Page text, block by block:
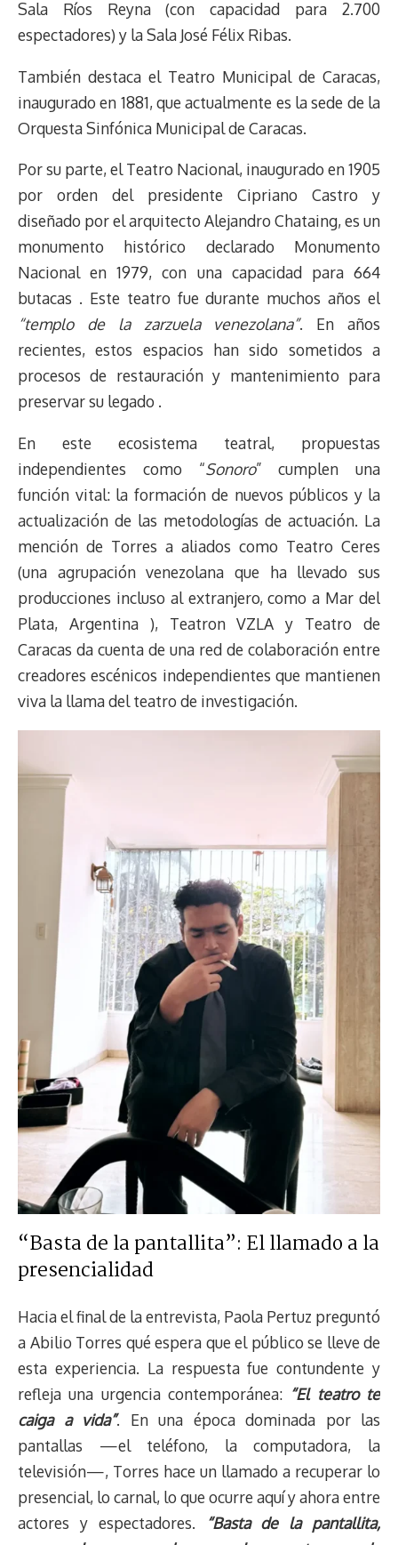
Sala Ríos Reyna (con capacidad para 2.700
espectadores) y la Sala José Félix Ribas.
También destaca el Teatro Municipal de Caracas,
inaugurado en 1881, que actualmente es la sede de la
Orquesta Sinfónica Municipal de Caracas.
Por su parte, el Teatro Nacional, inaugurado en 1905
por orden del presidente Cipriano Castro y
diseñado por el arquitecto Alejandro Chataing, es un
monumento histórico declarado Monumento
Nacional en 1979, con una capacidad para 664
butacas . Este teatro fue durante muchos años el
“templo de la zarzuela venezolana”. En años
recientes, estos espacios han sido sometidos a
procesos de restauración y mantenimiento para
preservar su legado .
En este ecosistema teatral, propuestas
independientes como “Sonoro” cumplen una
función vital: la formación de nuevos públicos y la
actualización de las metodologías de actuación. La
mención de Torres a aliados como Teatro Ceres
(una agrupación venezolana que ha llevado sus
producciones incluso al extranjero, como a Mar del
Plata, Argentina ), Teatron VZLA y Teatro de
Caracas da cuenta de una red de colaboración entre
creadores escénicos independientes que mantienen
viva la llama del teatro de investigación.
“Basta de la pantallita”: El llamado a la
presencialidad
Hacia el final de la entrevista, Paola Pertuz preguntó
a Abilio Torres qué espera que el público se lleve de
esta experiencia. La respuesta fue contundente y
refleja una urgencia contemporánea: “El teatro te
caiga a vida”. En una época dominada por las
pantallas —el teléfono, la computadora, la
televisión—, Torres hace un llamado a recuperar lo
presencial, lo carnal, lo que ocurre aquí y ahora entre
actores y espectadores.
“Basta de la pantallita,